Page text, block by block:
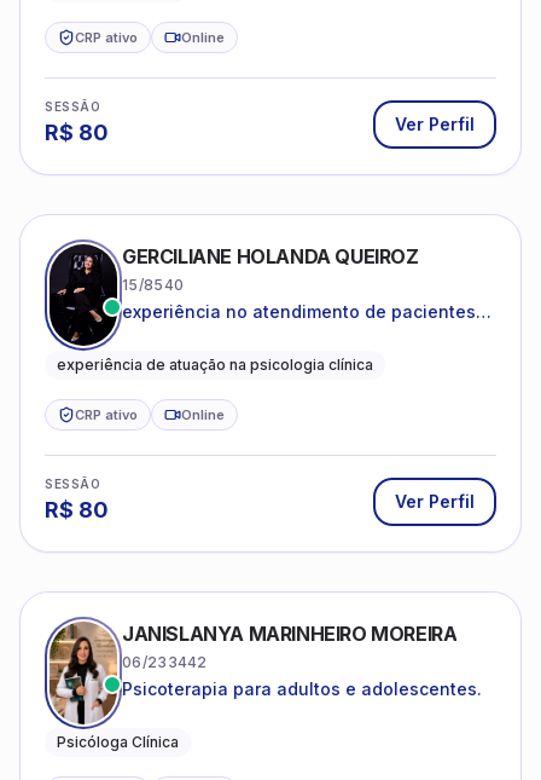
CRP ativo Online
SESSÃO
R$ 80 Ver Perfil
GERCILIANE HOLANDA QUEIROZ
15/8540
experiência no atendimento de pacientes
catastróficos e comportamentos
experiência de atuação na psicologia clínica
CRP ativo Online
SESSÃO
R$ 80 Ver Perfil
JANISLANYA MARINHEIRO MOREIRA
06/233442
Psicoterapia para adultos e adolescentes.
Psicóloga Clínica